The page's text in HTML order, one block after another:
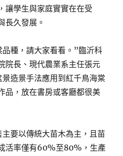
讓學生與家庭實實在在受
長久發展。
種，請大家看看。”臨沂科
院長、現代農業系主任張元
造景手法應用到紅千鳥海棠
品，放在書房或客廳都很美
要以傳統大苗木為主，且苗
活率僅有60%至80%，生產